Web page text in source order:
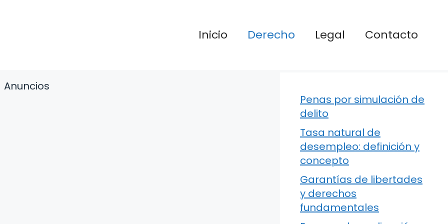
Inicio Derecho Legal Contacto
Anuncios
Penas por simulación de
delito
Tasa natural de
desempleo: definición y
concepto
Garantías de libertades
y derechos
fundamentales